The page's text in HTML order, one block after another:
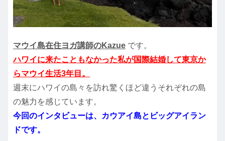
マウイ島在住ヨガ講師のKazue です。
ハワイに来たこともなかった私が国際結婚して東京か
らマウイ生活3年目。
週末にハワイの島々を訪れ驚くほど違うそれぞれの島
の魅力を感じています。
今回のインタビューは、カウアイ島とビッグアイラン
ドです。